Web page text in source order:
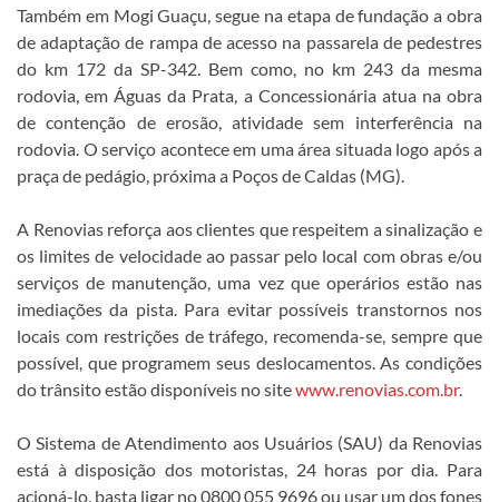
Também em Mogi Guaçu, segue na etapa de fundação a obra
de adaptação de rampa de acesso na passarela de pedestres
do km 172 da SP-342. Bem como, no km 243 da mesma
rodovia, em Águas da Prata, a Concessionária atua na obra
de contenção de erosão, atividade sem interferência na
rodovia. O serviço acontece em uma área situada logo após a
praça de pedágio, próxima a Poços de Caldas (MG).
A Renovias reforça aos clientes que respeitem a sinalização e
os limites de velocidade ao passar pelo local com obras e/ou
serviços de manutenção, uma vez que operários estão nas
imediações da pista. Para evitar possíveis transtornos nos
locais com restrições de tráfego, recomenda-se, sempre que
possível, que programem seus deslocamentos. As condições
do trânsito estão disponíveis no sitewww.renovias.com.br.
O Sistema de Atendimento aos Usuários (SAU) da Renovias
está à disposição dos motoristas, 24 horas por dia. Para
acioná-lo, basta ligar no 0800 055 9696 ou usar um dos fones